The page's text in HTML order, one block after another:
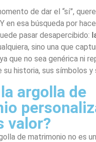
de dar el “sí”,
en esa búsqueda por
pasar desapercibido:
sino una que
que no sea genérica ni
historia, sus símbolos y
argolla de
valor?
de matrimonio no es